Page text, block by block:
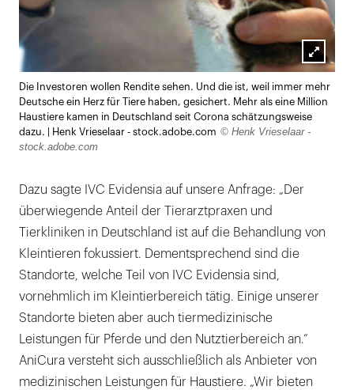
öffnen
Die Investoren wollen Rendite sehen. Und die ist, weil immer mehr
Deutsche ein Herz für Tiere haben, gesichert. Mehr als eine Million
Haustiere kamen in Deutschland seit Corona schätzungsweise
dazu. | Henk Vrieselaar - stock.adobe.com © Henk Vrieselaar -
stock.adobe.com
Dazu sagte IVC Evidensia auf unsere Anfrage: „Der
überwiegende Anteil der Tierarztpraxen und
Tierkliniken in Deutschland ist auf die Behandlung von
Kleintieren fokussiert. Dementsprechend sind die
Standorte, welche Teil von IVC Evidensia sind,
vornehmlich im Kleintierbereich tätig. Einige unserer
Standorte bieten aber auch tiermedizinische
Leistungen für Pferde und den Nutztierbereich an.“
AniCura versteht sich ausschließlich als Anbieter von
medizinischen Leistungen für Haustiere. „Wir bieten